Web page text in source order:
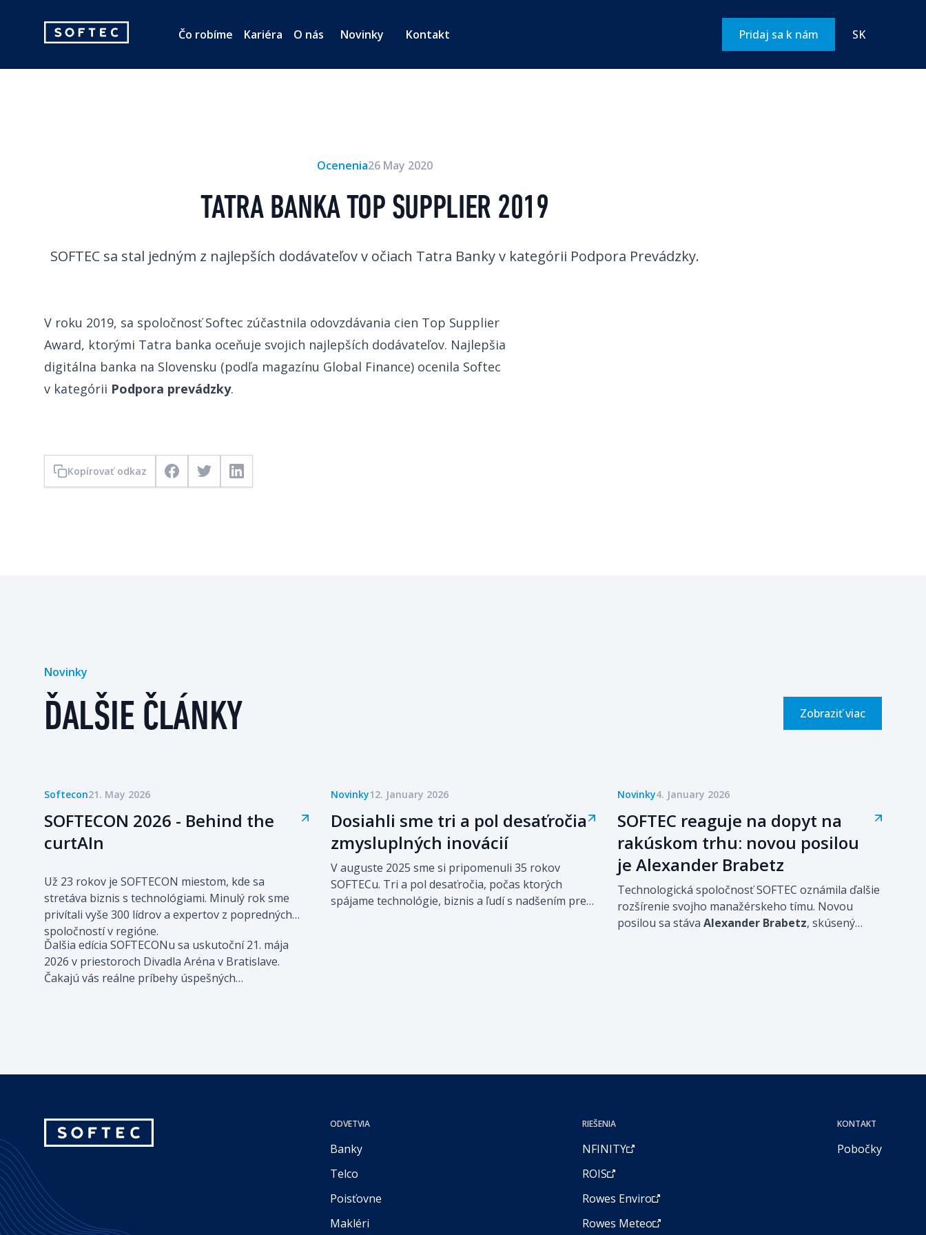
logo
Čo robíme Kariéra O nás Novinky Kontakt Pridaj sa k nám SK
Ocenenia26 May 2020
TATRA BANKA TOP SUPPLIER 2019
SOFTEC sa stal jedným z najlepších dodávateľov v očiach Tatra Banky v kategórii Podpora Prevádzky.
V roku 2019, sa spoločnosť Softec zúčastnila odovzdávania cien Top Supplier
Award, ktorými Tatra banka oceňuje svojich najlepších dodávateľov. Najlepšia
digitálna banka na Slovensku (podľa magazínu Global Finance) ocenila Softec
v kategórii Podpora prevádzky.
Kopírovať odkaz FacebookTwitterLinkedIn
Novinky
ĎALŠIE ČLÁNKY Zobraziť viac
Softecon21. May 2026
SOFTECON 2026 - Behind the
curtAIn
Už 23 rokov je SOFTECON miestom, kde sa
stretáva biznis s technológiami. Minulý rok sme
privítali vyše 300 lídrov a expertov z popredných
spoločností v regióne.
Ďalšia edícia SOFTECONu sa uskutoční 21. mája
2026 v priestoroch Divadla Aréna v Bratislave.
Čakajú vás reálne príbehy úspešných
Novinky12. January 2026
Dosiahli sme tri a pol desaťročia
zmysluplných inovácií
V auguste 2025 sme si pripomenuli 35 rokov
SOFTECu. Tri a pol desaťročia, počas ktorých
spájame technológie, biznis a ľudí s nadšením pre
Novinky4. January 2026
SOFTEC reaguje na dopyt na
rakúskom trhu: novou posilou
je Alexander Brabetz
Technologická spoločnosť SOFTEC oznámila ďalšie
rozšírenie svojho manažérskeho tímu. Novou
posilou sa stáva Alexander Brabetz, skúsený
ODVETVIA
Banky
Telco
Poisťovne
Makléri
RIEŠENIA
NFINITY
ROIS
Rowes Enviro
Rowes Meteo
KONTAKT
Pobočky